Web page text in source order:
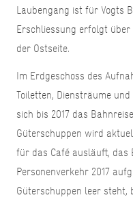
Laubengang ist für Vogts
Erschliessung erfolgt
der Ostseite.
Im Erdgeschoss des
Toiletten, Diensträume
sich bis 2017 das
Güterschuppen wird
für das Café ausläuft, das
Personenverkehr 2017
Güterschuppen leer steht,